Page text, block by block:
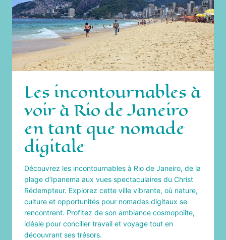
Les incontournables à
voir à Rio de Janeiro
en tant que nomade
digitale
Découvrez les incontournables à Rio de Janeiro, de la
plage d’Ipanema aux vues spectaculaires du Christ
Rédempteur. Explorez cette ville vibrante, où nature,
culture et opportunités pour nomades digitaux se
rencontrent. Profitez de son ambiance cosmopolite,
idéale pour concilier travail et voyage tout en
découvrant ses trésors.